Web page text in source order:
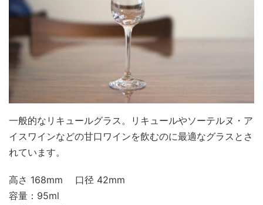
一般的なリキュールグラス。リキュールやソーテルヌ・ア
イスワインなどの甘口ワインを飲むのに最適なグラスとさ
れています。
高さ 168mm 口径 42mm
容量：95ml